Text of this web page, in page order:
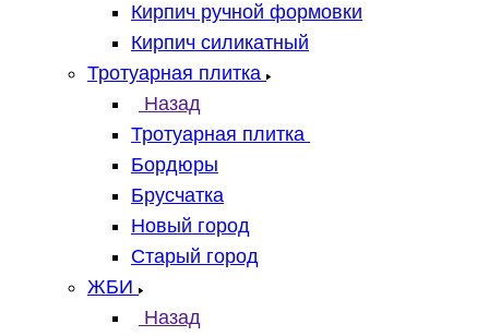
Кирпич ручной формовки
Кирпич силикатный
Тротуарная плитка
Назад
Тротуарная плитка
Бордюры
Брусчатка
Новый город
Старый город
ЖБИ
Назад